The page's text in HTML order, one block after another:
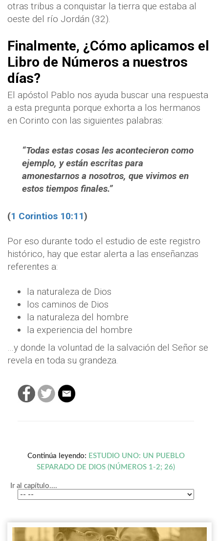
otras tribus a conquistar la tierra que estaba al
oeste del río Jordán (32).
Finalmente, ¿Cómo aplicamos el
Libro de Números a nuestros
días?
El apóstol Pablo nos ayuda buscar una respuesta
a esta pregunta porque exhorta a los hermanos
en Corinto con las siguientes palabras:
“Todas estas cosas les acontecieron como
ejemplo, y están escritas para
amonestarnos a nosotros, que vivimos en
estos tiempos finales.”
(1 Corintios 10:11)
Por eso durante todo el estudio de este registro
histórico, hay que estar alerta a las enseñanzas
referentes a:
la naturaleza de Dios
los caminos de Dios
la naturaleza del hombre
la experiencia del hombre
…y donde la voluntad de la salvación del Señor se
revela en toda su grandeza.
Continúa leyendo: ESTUDIO UNO: UN PUEBLO
SEPARADO DE DIOS (NÚMEROS 1-2; 26)
Ir al capítulo....